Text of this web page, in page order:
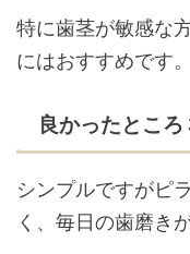
特に歯茎が敏感な
にはおすすめです。
良かったところ
シンプルですがピ
く、毎日の歯磨き